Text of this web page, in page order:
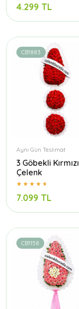
4.299 TL
CB1883
Aynı Gün Teslimat
3 Göbekli Kırmızı
Çelenk
7.099 TL
CB1158